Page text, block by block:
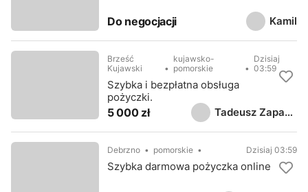
Kamil
Do negocjacji
Tadeusz Zapadka
Brześć
Kujawski
kujawsko-
pomorskie
Dzisiaj
03:59
Szybka i bezpłatna obsługa
pożyczki.
5 000 zł
Debrzno pomorskie Dzisiaj 03:59
Szybka darmowa pożyczka online